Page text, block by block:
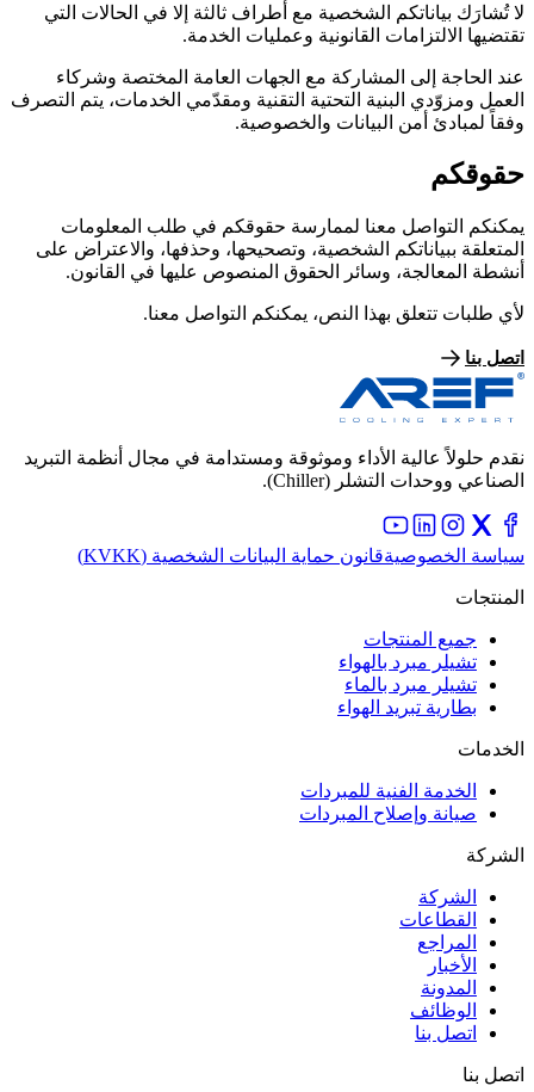
لا تُشارَك بياناتكم الشخصية مع أطراف ثالثة إلا في الحالات التي
تقتضيها الالتزامات القانونية وعمليات الخدمة.
عند الحاجة إلى المشاركة مع الجهات العامة المختصة وشركاء
العمل ومزوّدي البنية التحتية التقنية ومقدّمي الخدمات، يتم التصرف
وفقاً لمبادئ أمن البيانات والخصوصية.
حقوقكم
يمكنكم التواصل معنا لممارسة حقوقكم في طلب المعلومات
المتعلقة ببياناتكم الشخصية، وتصحيحها، وحذفها، والاعتراض على
أنشطة المعالجة، وسائر الحقوق المنصوص عليها في القانون.
لأي طلبات تتعلق بهذا النص، يمكنكم التواصل معنا.
اتصل بنا
نقدم حلولاً عالية الأداء وموثوقة ومستدامة في مجال أنظمة التبريد
الصناعي ووحدات التشلر (Chiller).
سياسة الخصوصيةقانون حماية البيانات الشخصية (KVKK)
المنتجات
جميع المنتجات
تشيلر مبرد بالهواء
تشيلر مبرد بالماء
بطارية تبريد الهواء
الخدمات
الخدمة الفنية للمبردات
صيانة وإصلاح المبردات
الشركة
الشركة
القطاعات
المراجع
الأخبار
المدونة
الوظائف
اتصل بنا
اتصل بنا